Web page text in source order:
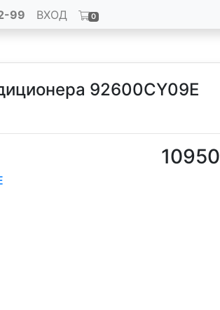
99 ВХОД 0
92600CY09E
10950